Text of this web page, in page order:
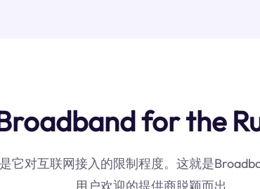
for the
它对互联网接入的限制程度。这就是